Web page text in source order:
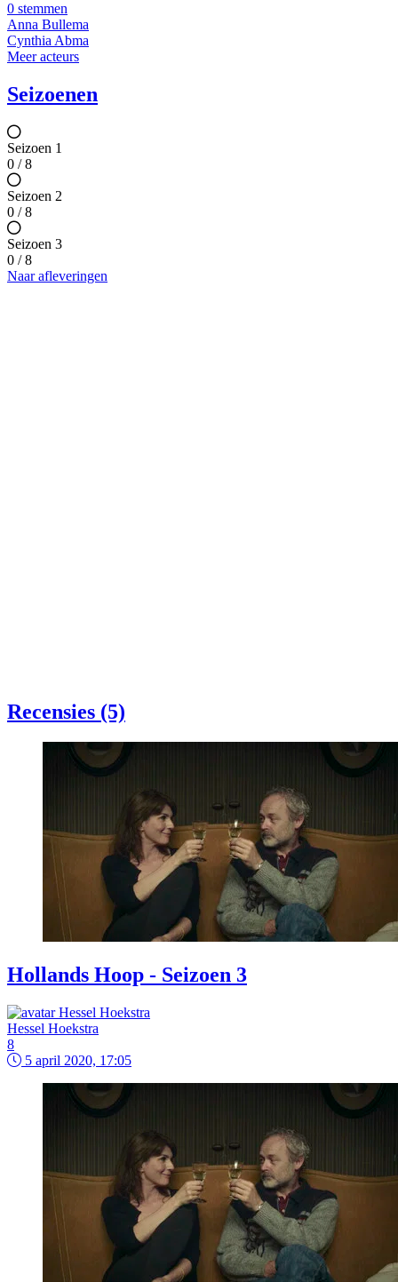
0 stemmen
Anna Bullema
Cynthia Abma
Meer acteurs
Seizoenen
Seizoen 1
0 / 8
Seizoen 2
0 / 8
Seizoen 3
0 / 8
Naar afleveringen
Recensies (5)
Hollands Hoop - Seizoen 3
Hessel Hoekstra
8
5 april 2020, 17:05